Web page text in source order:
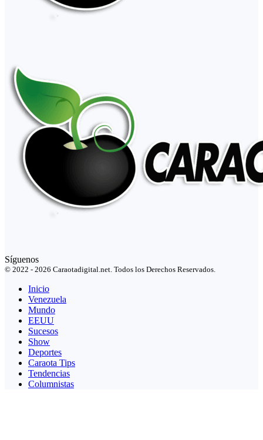
Síguenos
© 2022 - 2026 Caraotadigital.net. Todos los Derechos Reservados.
Inicio
Venezuela
Mundo
EEUU
Sucesos
Show
Deportes
Caraota Tips
Tendencias
Columnistas